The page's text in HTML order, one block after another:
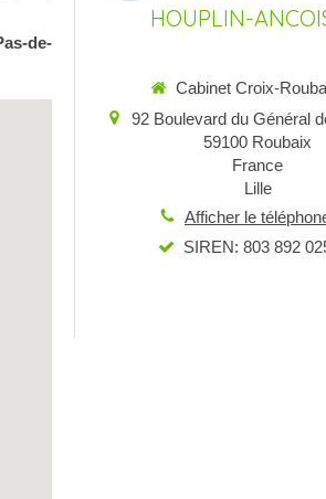
de-
HOUPLIN-
Cabinet Croix-
92 Boulevard du Général
59100 Roubaix
France
Lille
Afficher le
SIREN: 803 892